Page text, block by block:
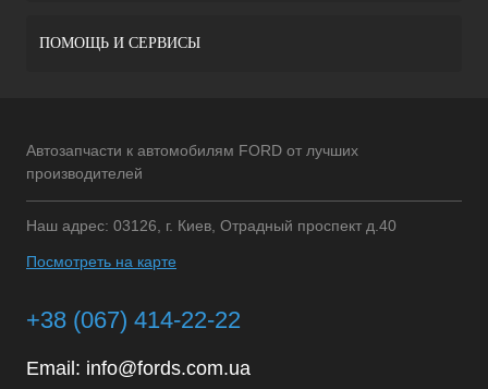
ПОМОЩЬ И СЕРВИСЫ
Автозапчасти к автомобилям FORD от лучших
производителей
Наш адрес: 03126, г. Киев, Отрадный проспект д.40
Посмотреть на карте
+38 (067) 414-22-22
Email: info@fords.com.ua